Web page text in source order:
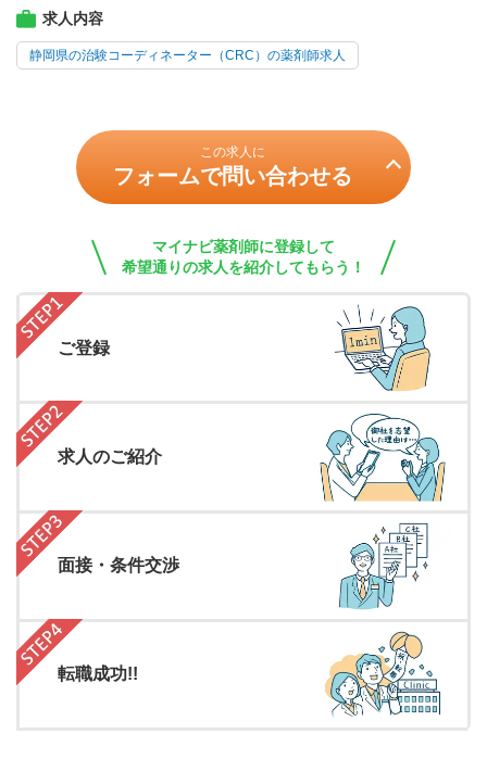
求人内容
静岡県の治験コーディネーター（CRC）の薬剤師求人
この求人に
フォームで問い合わせる
マイナビ薬剤師に登録して
希望通りの求人を紹介してもらう！
ご登録
求人のご紹介
面接・条件交渉
転職成功!!